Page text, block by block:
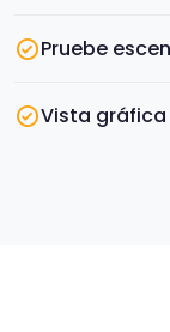
Pruebe
Vista